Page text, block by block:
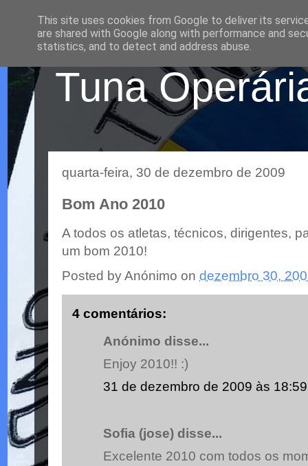
Tuna
quarta-feira, 30 de dezembro de 2009
Bom Ano 2010
A todos os atletas, técnicos, dirigentes,
um bom 2010!
Posted byAnónimo on dezembro 30,
4 comentários:
Anónimo disse...
Enjoy 2010!! :)
31 de dezembro de 2009 às 18:59
Sofia (jose) disse...
Excelente 2010 com todos os
This site uses cookies from Google to deliver its
are shared with Google along with performance and
statistics, and to detect and address abuse.